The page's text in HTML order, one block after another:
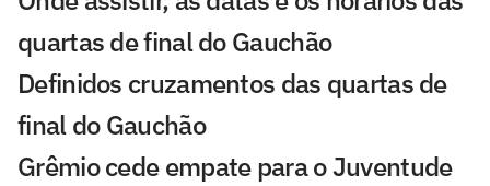
quartas de final do Gauchão
Definidos cruzamentos das quartas de
final do Gauchão
Grêmio cede empate para o Juventude